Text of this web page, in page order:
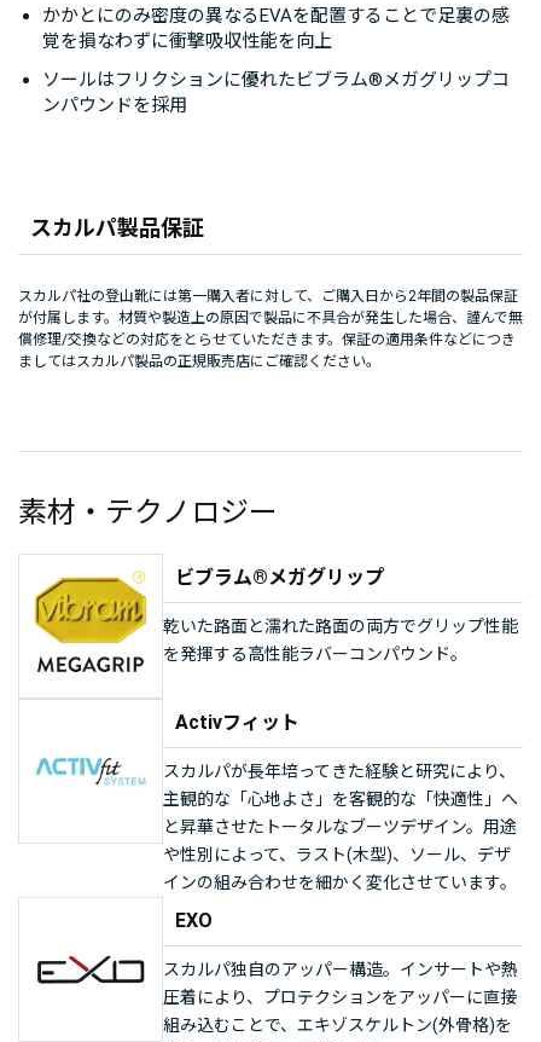
スカルパ製品保証
スカルパ社の登山靴には第一購入者に対して、ご購入日から2年間の製品保証
が付属します。材質や製造上の原因で製品に不具合が発生した場合、謹んで無
償修理/交換などの対応をとらせていただきます。保証の適用条件などにつき
ましてはスカルパ製品の正規販売店にご確認ください。
かかとにのみ密度の異なるEVAを配置することで足裏の感
覚を損なわずに衝撃吸収性能を向上
ソールはフリクションに優れたビブラム®メガグリップコ
ンパウンドを採用
素材・テクノロジー
ビブラム®メガグリップ
乾いた路面と濡れた路面の両方でグリップ性能
を発揮する高性能ラバーコンパウンド。
Activフィット
スカルパが長年培ってきた経験と研究により、
主観的な「心地よさ」を客観的な「快適性」へ
と昇華させたトータルなブーツデザイン。用途
や性別によって、ラスト(木型)、ソール、デザ
インの組み合わせを細かく変化させています。
EXO
スカルパ独自のアッパー構造。インサートや熱
圧着により、プロテクションをアッパーに直接
組み込むことで、エキゾスケルトン(外骨格)を